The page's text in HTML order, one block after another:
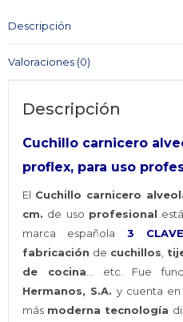
20
cantidad
Descripción
Valoraciones (0)
Descripción
Cuchillo carnicero
proflex, para uso
El Cuchillo carnicero
cm. de uso profesional
marca española 3
fabricación de cuchillos,
de cocina… etc. Fue
Hermanos, S.A. y cuenta
más moderna tecnología